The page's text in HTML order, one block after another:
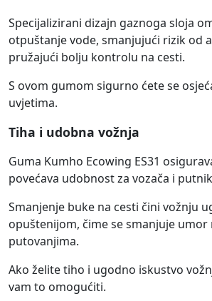
Specijalizirani dizajn gaznoga sloja
otpuštanje vode, smanjujući rizik od
pružajući bolju kontrolu na cesti.
S ovom gumom sigurno ćete se
uvjetima.
Tiha i udobna vožnja
Guma Kumho Ecowing ES31
povećava udobnost za vozača i
Smanjenje buke na cesti čini vožnju
opuštenijom, čime se smanjuje umor
putovanjima.
Ako želite tiho i ugodno iskustvo
vam to omogućiti.